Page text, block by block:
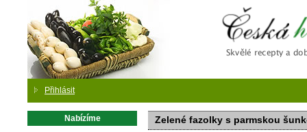
Přihlásit
Nabízíme
Zelené fazolky s parmskou